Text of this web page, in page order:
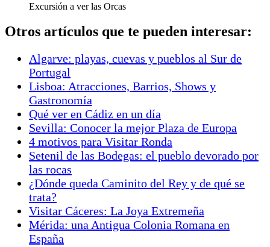
Excursión a ver las Orcas
Otros artículos que te pueden interesar:
Algarve: playas, cuevas y pueblos al Sur de
Portugal
Lisboa: Atracciones, Barrios, Shows y
Gastronomía
Qué ver en Cádiz en un día
Sevilla: Conocer la mejor Plaza de Europa
4 motivos para Visitar Ronda
Setenil de las Bodegas: el pueblo devorado por
las rocas
¿Dónde queda Caminito del Rey y de qué se
trata?
Visitar Cáceres: La Joya Extremeña
Mérida: una Antigua Colonia Romana en
España